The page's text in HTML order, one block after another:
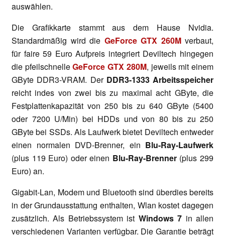
auswählen.
Die Grafikkarte stammt aus dem Hause Nvidia.
Standardmäßig wird die GeForce GTX 260Mverbaut,
für faire 59 Euro Aufpreis integriert Deviltech hingegen
die pfeilschnelleGeForce GTX 280M, jeweils mit einem
GByte DDR3-VRAM. Der DDR3-1333 Arbeitsspeicher
reicht indes von zwei bis zu maximal acht GByte, die
Festplattenkapazität von 250 bis zu 640 GByte (5400
oder 7200 U/Min) bei HDDs und von 80 bis zu 250
GByte bei SSDs. Als Laufwerk bietet Deviltech entweder
einen normalen DVD-Brenner, ein Blu-Ray-Laufwerk
(plus 119 Euro) oder einen Blu-Ray-Brenner(plus 299
Euro) an.
Gigabit-Lan, Modem und Bluetooth sind überdies bereits
in der Grundausstattung enthalten, Wlan kostet dagegen
zusätzlich. Als Betriebssystem ist Windows 7 in allen
verschiedenen Varianten verfügbar. Die Garantie beträgt